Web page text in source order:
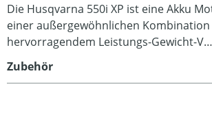
Die Husqvarna 550i XP ist eine Akku
einer außergewöhnlichen Kombination
hervorragendem Leistungs-Gewicht-V…
Zubehör